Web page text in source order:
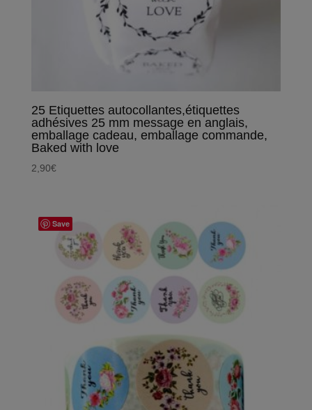
25 Etiquettes autocollantes,étiquettes
adhésives 25 mm message en anglais,
emballage cadeau, emballage commande,
Baked with love
2,90€
Save